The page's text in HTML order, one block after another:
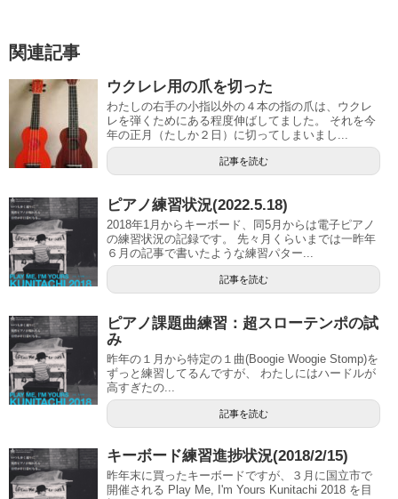
関連記事
ウクレレ用の爪を切った
わたしの右手の小指以外の４本の指の爪は、ウクレ
レを弾くためにある程度伸ばしてました。 それを今
年の正月（たしか２日）に切ってしまいまし...
記事を読む
ピアノ練習状況(2022.5.18)
2018年1月からキーボード、同5月からは電子ピアノ
の練習状況の記録です。 先々月くらいまでは一昨年
６月の記事で書いたような練習パター...
記事を読む
ピアノ課題曲練習：超スローテンポの試
み
昨年の１月から特定の１曲(Boogie Woogie Stomp)を
ずっと練習してるんですが、 わたしにはハードルが
高すぎたの...
記事を読む
キーボード練習進捗状況(2018/2/15)
昨年末に買ったキーボードですが、３月に国立市で
開催される Play Me, I'm Yours Kunitachi 2018 を目